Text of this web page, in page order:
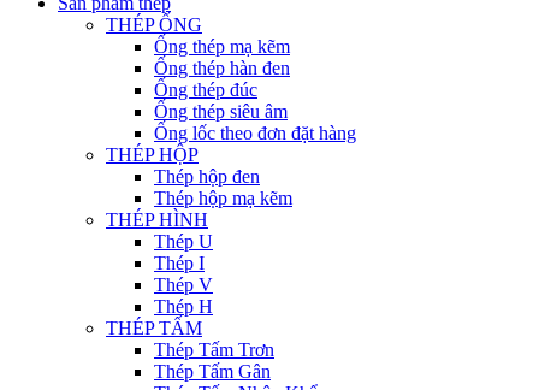
THÉP ỐNG
Ống thép mạ kẽm
Ống thép hàn đen
Ống thép đúc
Ống thép siêu âm
Ống lốc theo đơn đặt hàng
THÉP HỘP
Thép hộp đen
Thép hộp mạ kẽm
THÉP HÌNH
Thép U
Thép I
Thép V
Thép H
THÉP TẤM
Thép Tấm Trơn
Thép Tấm Gân